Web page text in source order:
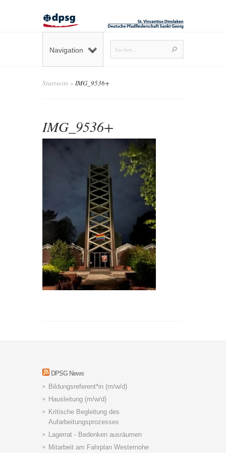
Navigation
Startseite » IMG_9536+
IMG_9536+
DPSG News
Bildungsreferent*in (m/w/d)
Hausleitung (m/w/d)
Kritische Begleitung des
Aufarbeitungsprozesses
Lagerrat - Bedenken ausräumen
Mitarbeit am Fahrplan Westernohe